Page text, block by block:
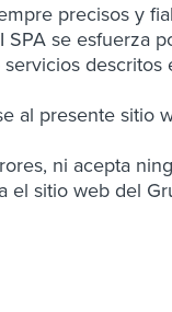
precisos y
SPA se esfuerza
al presente sitio
ni acepta
el sitio web del